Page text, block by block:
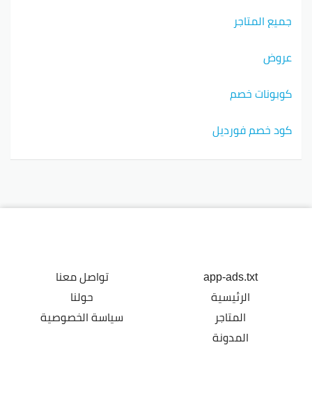
جميع المتاجر
عروض
كوبونات خصم
كود خصم فورديل
app-ads.txt
الرئيسية
المتاجر
المدونة
تواصل معنا
حولنا
سياسة الخصوصية